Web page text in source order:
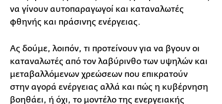
να γίνουν αυτοπαραγωγοί και καταναλωτές
φθηνής και πράσινης ενέργειας.
Ας δούμε, λοιπόν, τι προτείνουν για να βγουν οι
καταναλωτές από τον λαβύρινθο των υψηλών και
μεταβαλλόμενων χρεώσεων που επικρατούν
στην αγορά ενέργειας αλλά και πώς η κυβέρνηση
βοηθάει, ή όχι, το μοντέλο της ενεργειακής